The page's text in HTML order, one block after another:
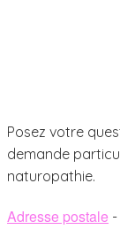
Posez votre
demande
naturopathie.
Adresse postale -